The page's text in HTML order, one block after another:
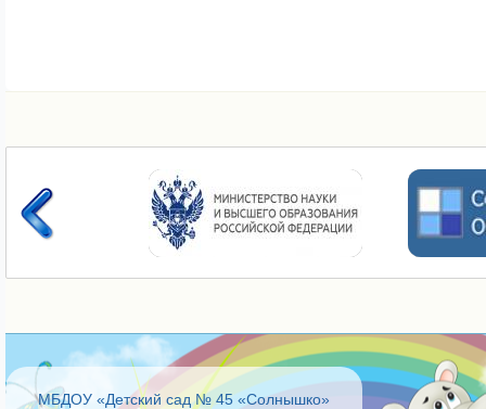
МБДОУ «Детский сад № 45 «Солнышко»